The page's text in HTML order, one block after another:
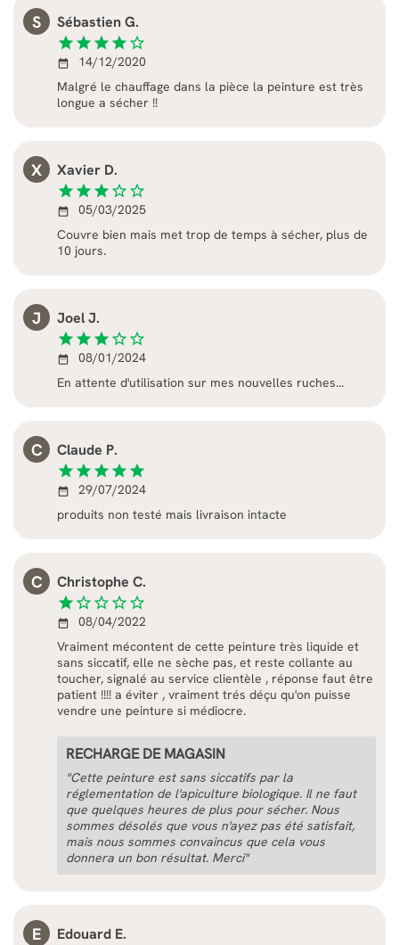
S Sébastien G.
star star star star star_border
date_range
14/12/2020
Malgré le chauffage dans la pièce la peinture est très
longue a sécher !!
X Xavier D.
star star star star_border star_border
date_range
05/03/2025
Couvre bien mais met trop de temps à sécher, plus de
10 jours.
J Joel J.
star star star star_border star_border
date_range
08/01/2024
En attente d'utilisation sur mes nouvelles ruches...
C Claude P.
star star star star star
date_range
29/07/2024
produits non testé mais livraison intacte
C Christophe C.
star star_border star_border star_border star_border
date_range
08/04/2022
Vraiment mécontent de cette peinture très liquide et
sans siccatif, elle ne sèche pas, et reste collante au
toucher, signalé au service clientèle , réponse faut être
patient !!!! a éviter , vraiment trés déçu qu'on puisse
vendre une peinture si médiocre.
RECHARGE DE MAGASIN
"Cette peinture est sans siccatifs par la
réglementation de l'apiculture biologique. Il ne faut
que quelques heures de plus pour sécher. Nous
sommes désolés que vous n'ayez pas été satisfait,
mais nous sommes convaincus que cela vous
donnera un bon résultat. Merci"
E Edouard E.